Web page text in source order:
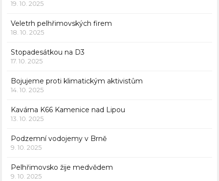
19. 10. 2025
Veletrh pelhřimovských firem
18. 10. 2025
Stopadesátkou na D3
17. 10. 2025
Bojujeme proti klimatickým aktivistům
14. 10. 2025
Kavárna K66 Kamenice nad Lipou
13. 10. 2025
Podzemní vodojemy v Brně
9. 10. 2025
Pelhřimovsko žije medvědem
9. 10. 2025